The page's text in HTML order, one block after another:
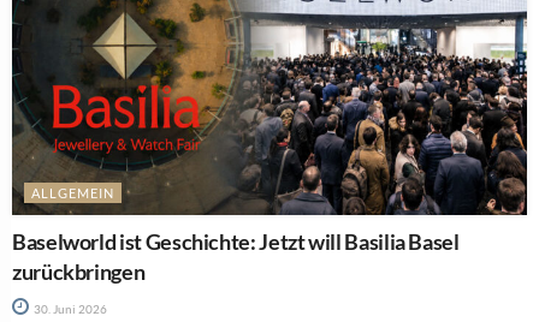
ALLGEMEIN
Baselworld ist Geschichte: Jetzt will Basilia Basel
zurückbringen
30. Juni 2026